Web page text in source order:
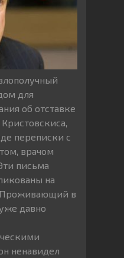
для
об отставке
переписки с
врачом
письма
на
Проживающий в
давно
ненавидел